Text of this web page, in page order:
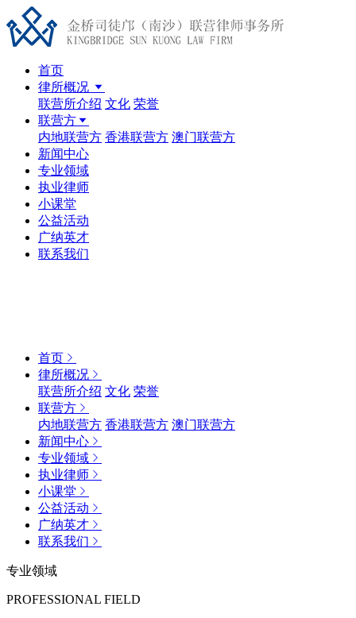
首页
律所概况
联营所介绍 文化 荣誉
联营方
内地联营方 香港联营方 澳门联营方
新闻中心
专业领域
执业律师
小课堂
公益活动
广纳英才
联系我们
首页
律所概况
联营所介绍 文化 荣誉
联营方
内地联营方 香港联营方 澳门联营方
新闻中心
专业领域
执业律师
小课堂
公益活动
广纳英才
联系我们
专业领域
PROFESSIONAL FIELD